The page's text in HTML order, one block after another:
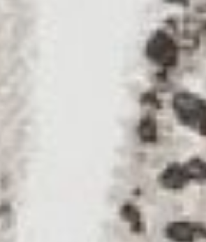
среды, где я жил и существовал».
Лебедевым, который часто говорил:
«Рисовать просто так нельзя — это
нелепость. Нужно ставить
определенную задачу, чтобы
рисование переходило в разряд
искусства...» Чарушин хорошо
усвоил это. Рисунок стал для него
одним из путей овладения знаниями
о природе. Художник был убежден,
что рисование с натуры должно
быть творческим осмыслением
пластических уроков природы.
Походы с отцом в лес значительно